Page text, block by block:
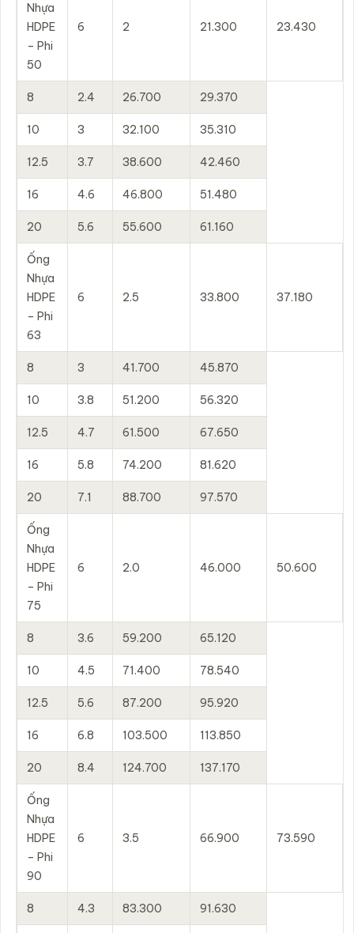
Nhựa
HDPE
– Phi
50
6 2 21.300 23.430
8 2.4 26.700 29.370
10 3 32.100 35.310
12.5 3.7 38.600 42.460
16 4.6 46.800 51.480
20 5.6 55.600 61.160
Ống
Nhựa
HDPE
– Phi
63
6 2.5 33.800 37.180
8 3 41.700 45.870
10 3.8 51.200 56.320
12.5 4.7 61.500 67.650
16 5.8 74.200 81.620
20 7.1 88.700 97.570
Ống
Nhựa
HDPE
– Phi
75
6 2.0 46.000 50.600
8 3.6 59.200 65.120
10 4.5 71.400 78.540
12.5 5.6 87.200 95.920
16 6.8 103.500 113.850
20 8.4 124.700 137.170
Ống
Nhựa
HDPE
– Phi
90
6 3.5 66.900 73.590
8 4.3 83.300 91.630